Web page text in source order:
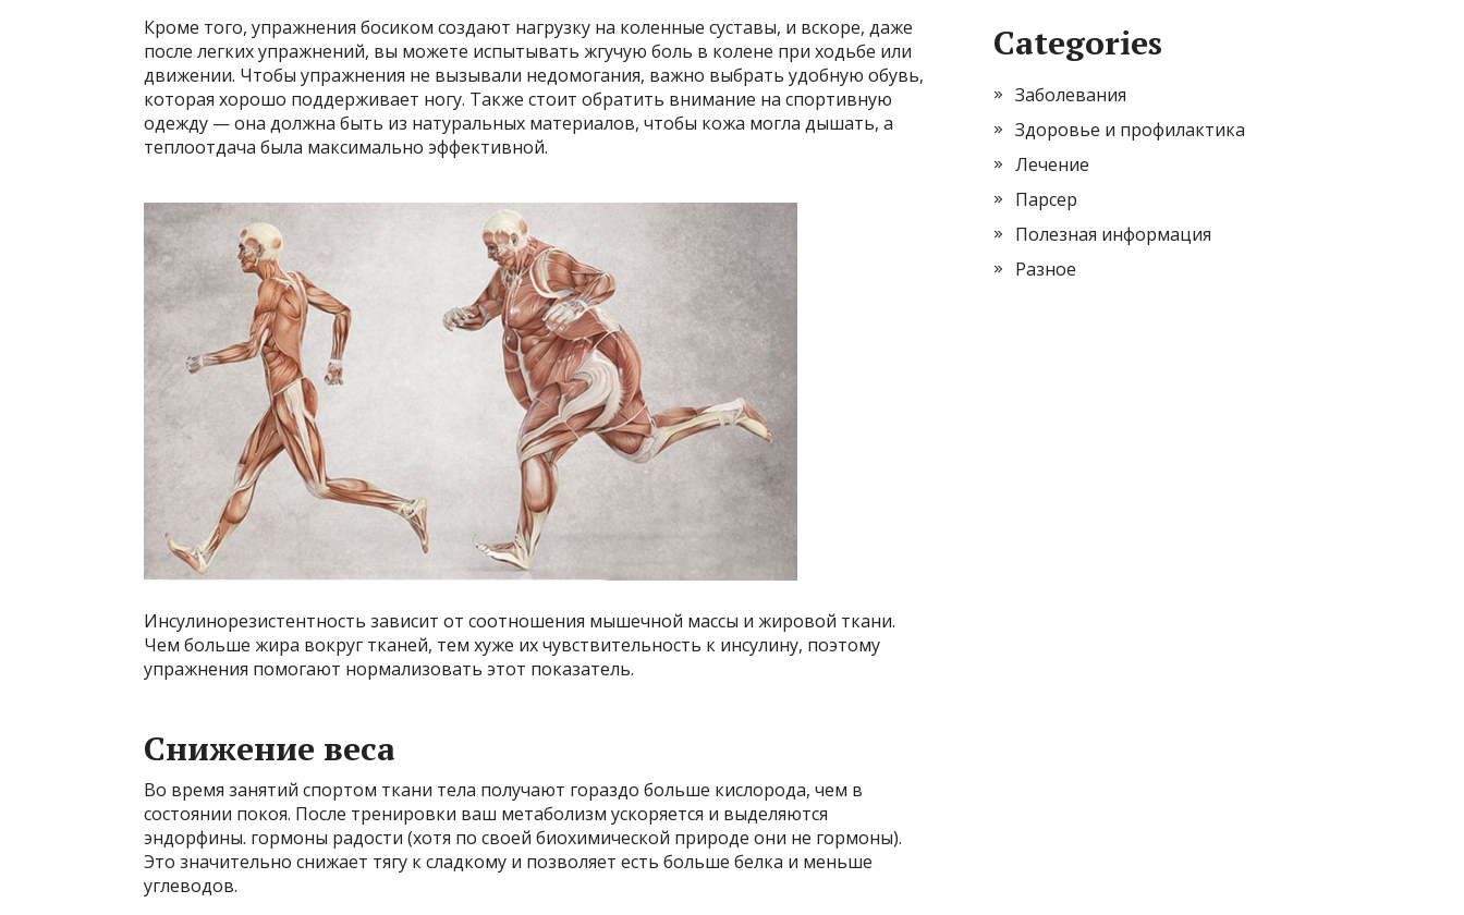
Кроме того, упражнения босиком создают нагрузку на коленные суставы, и вскоре, даже
после легких упражнений, вы можете испытывать жгучую боль в колене при ходьбе или
движении. Чтобы упражнения не вызывали недомогания, важно выбрать удобную обувь,
которая хорошо поддерживает ногу. Также стоит обратить внимание на спортивную
одежду — она ​​должна быть из натуральных материалов, чтобы кожа могла дышать, а
теплоотдача была максимально эффективной.
Инсулинорезистентность зависит от соотношения мышечной массы и жировой ткани.
Чем больше жира вокруг тканей, тем хуже их чувствительность к инсулину, поэтому
упражнения помогают нормализовать этот показатель.
Снижение веса
Во время занятий спортом ткани тела получают гораздо больше кислорода, чем в
состоянии покоя. После тренировки ваш метаболизм ускоряется и выделяются
эндорфины. гормоны радости (хотя по своей биохимической природе они не гормоны).
Это значительно снижает тягу к сладкому и позволяет есть больше белка и меньше
углеводов.
Categories
Заболевания
Здоровье и профилактика
Лечение
Парсер
Полезная информация
Разное